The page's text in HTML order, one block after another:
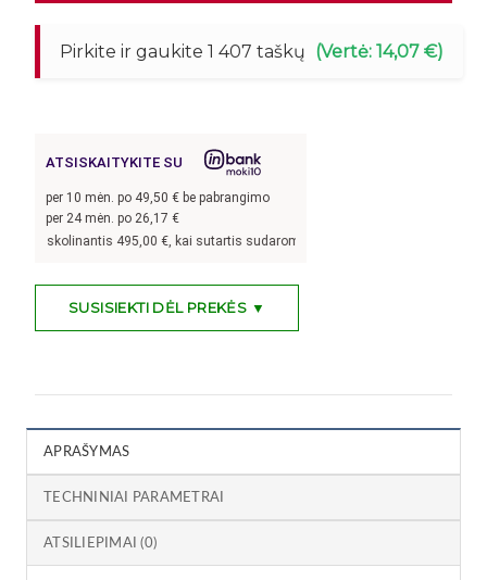
Pirkite ir gaukite 1 407 taškų (Vertė: 14,07 €)
ATSISKAITYKITE SU
per 10 mėn. po 49,50 € be pabrangimo
per 24 mėn. po 26,17 €
skolinantis495,00€, kai sutartis sudaroma 24 mėn. terminui, metinė
SUSISIEKTI DĖL PREKĖS ▼
APRAŠYMAS
TECHNINIAI PARAMETRAI
ATSILIEPIMAI (0)